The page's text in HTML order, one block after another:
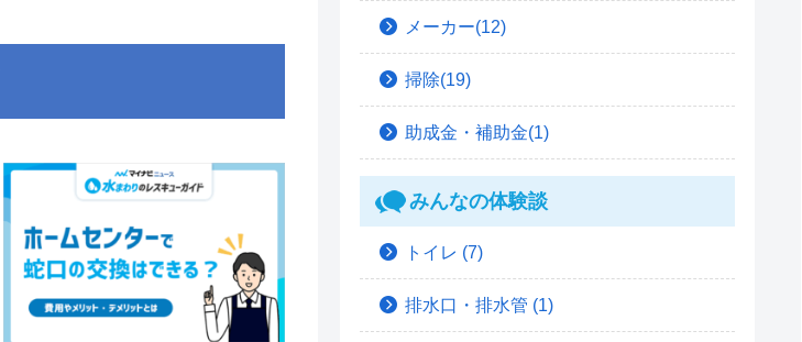
メーカー(12)
掃除(19)
助成金・補助金(1)
みんなの体験談
トイレ (7)
排水口・排水管 (1)